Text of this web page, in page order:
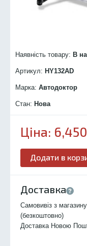
Наявність товару: В
Артикул: HY132AD
Марка: Автодоктор
Стан: Нова
Ціна:
Додати в
Доставка
Самовивіз з
(безкоштовно)
Доставка Новою